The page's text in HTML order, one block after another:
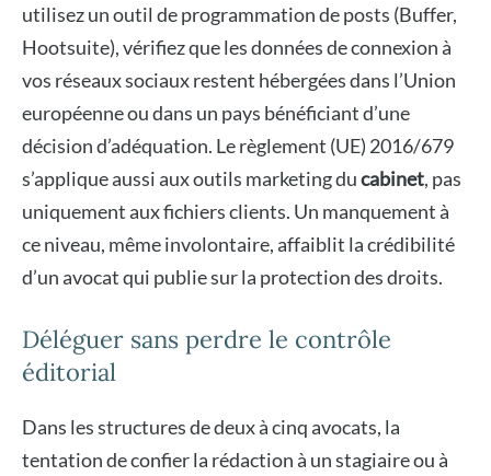
utilisez un outil de programmation de posts (Buffer,
Hootsuite), vérifiez que les données de connexion à
vos réseaux sociaux restent hébergées dans l’Union
européenne ou dans un pays bénéficiant d’une
décision d’adéquation. Le règlement (UE) 2016/679
s’applique aussi aux outils marketing ducabinet, pas
uniquement aux fichiers clients. Un manquement à
ce niveau, même involontaire, affaiblit la crédibilité
d’un avocat qui publie sur la protection des droits.
Déléguer sans perdre le contrôle
éditorial
Dans les structures de deux à cinq avocats, la
tentation de confier la rédaction à un stagiaire ou à